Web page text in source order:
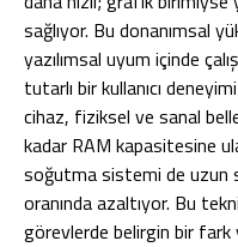
sağlıyor. Bu donanımsal
yazılımsal uyum içinde
tutarlı bir kullanıcı
cihaz, fiziksel ve sanal
kadar RAM kapasitesine
soğutma sistemi de uzun
oranında azaltıyor. Bu
görevlerde belirgin bir fark